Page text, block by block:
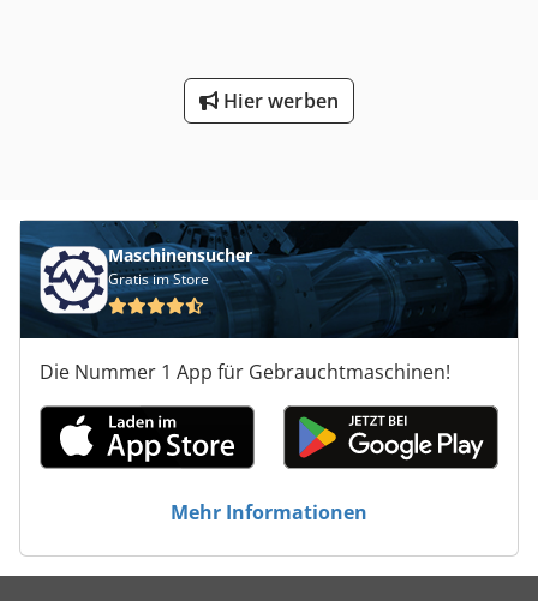
Universalmatrizenblock - 1x freibewegliche 2Hand-
Fußbedienung - Bedienungsanleitung
Hier werben
Maschinensucher
Gratis im Store
Die Nummer 1 App für Gebrauchtmaschinen!
Mehr Informationen